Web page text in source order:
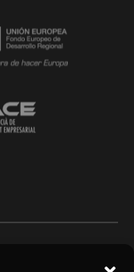
Informante